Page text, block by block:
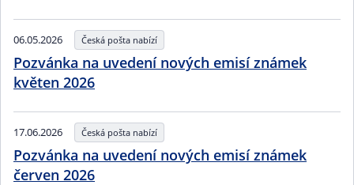
06.05.2026 Česká pošta nabízí
Pozvánka na uvedení nových emisí známek
květen 2026
17.06.2026 Česká pošta nabízí
Pozvánka na uvedení nových emisí známek
červen 2026